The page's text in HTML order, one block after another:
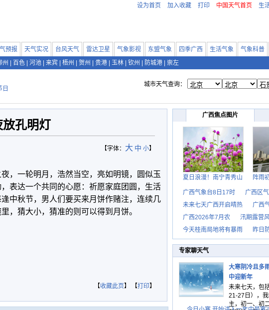
设为首页 加入收藏 打印 中国天气首页 生
预报 天气实况 台风天气 雷达卫星 气象影视 东盟气象 四季广西 生活气象 气象科普
州 百色 河池 来宾 梧州 贺州 贵港 玉林 钦州 防城港 崇左
日
城市天气查询：
放孔明灯
【字体： 大 中 小】
，一轮明月，浩然当空，亮如明镜，圆似玉
表达一个共同的心愿：祈愿家庭团圆，生活
中秋节，男人们要买来月饼作赌注，连续几
，猜大小，猜准的则可以得到月饼。
【收藏此页】 【打印】
广西焦点图片
夏日浪漫！南宁青秀山 阵雨
广西气象台8日17时
广西区
未来七天广西开启晴热
广西
广西2026年7月农
汛期露营
今天桂南局地将有暴雨
昨日
专家聊天气
大寒阴冷且多
中迎新年
未来七天，包
21-27日），
主，初一、初